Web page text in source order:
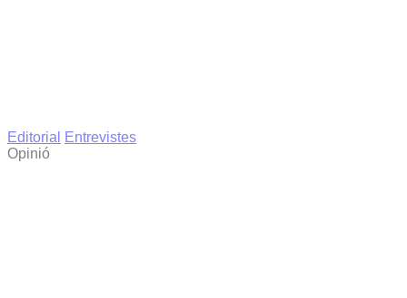
Editorial
Entrevistes
Opinió